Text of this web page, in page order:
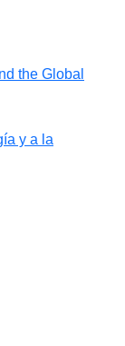
the Global
y a la